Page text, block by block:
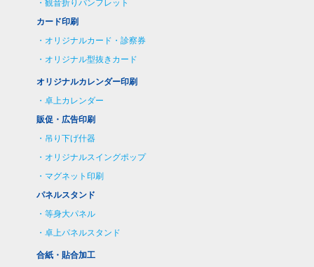
観音折りパンフレット
カード印刷
オリジナルカード・診察券
オリジナル型抜きカード
オリジナルカレンダー印刷
卓上カレンダー
販促・広告印刷
吊り下げ什器
オリジナルスイングポップ
マグネット印刷
パネルスタンド
等身大パネル
卓上パネルスタンド
合紙・貼合加工